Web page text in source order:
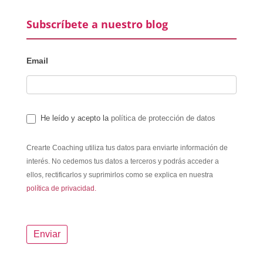
Subscríbete a nuestro blog
Email
He leído y acepto la política de protección de datos
Crearte Coaching utiliza tus datos para enviarte información de
interés. No cedemos tus datos a terceros y podrás acceder a
ellos, rectificarlos y suprimirlos como se explica en nuestra
política de privacidad.